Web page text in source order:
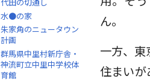
水●の家
朱家角のニュータウン
計画
群馬県中里村新庁舎・
神流町立中里中学校体
育館
ん。
一方、
住まいが